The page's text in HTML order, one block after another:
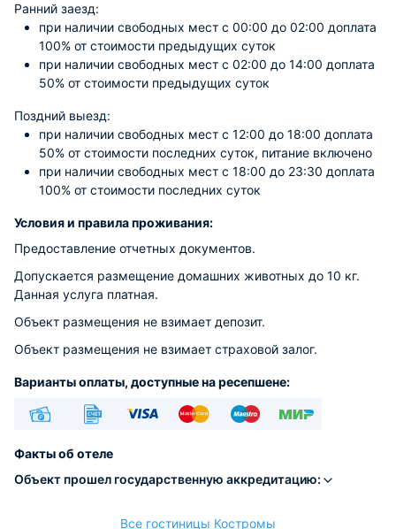
Ранний заезд:
при наличии свободных мест c 00:00 до 02:00 доплата
100% от стоимости предыдущих суток
при наличии свободных мест c 02:00 до 14:00 доплата
50% от стоимости предыдущих суток
Поздний выезд:
при наличии свободных мест c 12:00 до 18:00 доплата
50% от стоимости последних суток, питание включено
при наличии свободных мест c 18:00 до 23:30 доплата
100% от стоимости последних суток
Условия и правила проживания:
Предоставление отчетных документов.
Допускается размещение домашних животных до 10 кг.
Данная услуга платная.
Объект размещения не взимает депозит.
Объект размещения не взимает страховой залог.
Варианты оплаты, доступные на ресепшене:
Факты об отеле
Объект прошел государственную аккредитацию:
Все гостиницы Костромы